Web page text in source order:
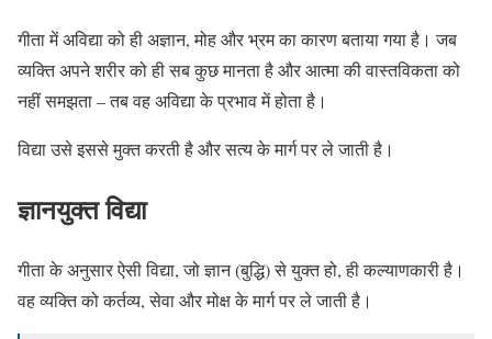
गीता में अविद्या को ही अज्ञान, मोह और भ्रम का कारण बताया गया है। जब
व्यक्ति अपने शरीर को ही सब कुछ मानता है और आत्मा की वास्तविकता को
नहीं समझता – तब वह अविद्या के प्रभाव में होता है।
विद्या उसे इससे मुक्त करती है और सत्य के मार्ग पर ले जाती है।
ज्ञानयुक्त विद्या
गीता के अनुसार ऐसी विद्या, जो ज्ञान (बुद्धि) से युक्त हो, ही कल्याणकारी है।
वह व्यक्ति को कर्तव्य, सेवा और मोक्ष के मार्ग पर ले जाती है।